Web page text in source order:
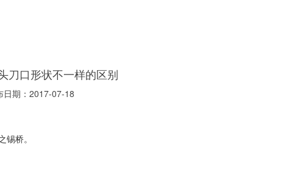
刀口形状不一样的区别
日期：2017-07-18
锡桥。